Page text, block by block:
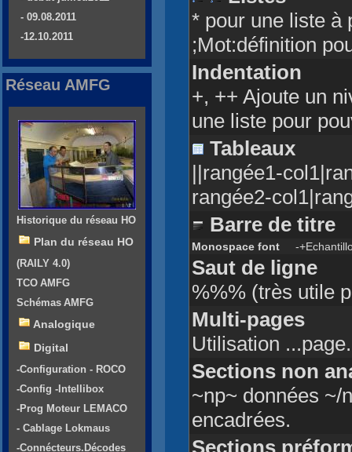
* pour une liste à
;Mot:définition
Indentation
+, ++ Ajoute un
une liste pour
Tableaux
||rangée1-
rangée2-
Barre de titre-
Monospace font-
Saut de ligne
%%% (très utile
Multi-pages
Utilisation
Sections non
~np~ données ~/
encadrées.
- 09.08.2011
-12.10.2011
Réseau AMFG
Historique du réseau HO
Plan du réseau HO
(RAILY 4.0)
TCO AMFG
Schémas AMFG
Analogique
Digital
-Configuration - ROCO
-Config -Intellibox
-Prog Moteur LEMACO
- Cablage Lokmaus
-Connécteurs.Décodes